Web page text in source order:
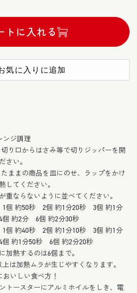
も
も
揚
げ
減
ら
す
も
も
揚
げ
や
トに入れる
気に入りに追加
ンジ調理
り口からはさみ等で切りジッパーを開
さい。
ままの商品を皿にのせ、ラップをかけ
してください。
重ならないように並べてください。
1個 約50秒 2個 約1分20秒 3個 約1分
約2分 6個 約2分30秒
1個 約40秒 2個 約1分10秒 3個 約1分
約1分50秒 6個 約2分20秒
加熱するのは6個まで。
は加熱ムラが生じやすくなります。
おいしい食べ方！
トースターにアルミホイルをしき、電